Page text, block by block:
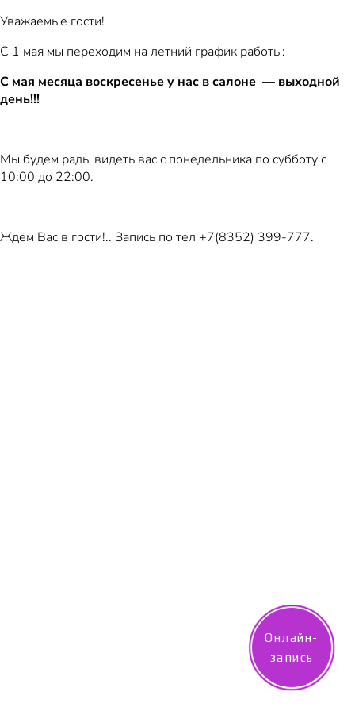
Уважаемые гости!
С 1 мая мы переходим на летний график работы:
С мая месяца воскресенье у нас в салоне — выходной
день!!!
Мы будем рады видеть вас с понедельника по субботу с
10:00 до 22:00.
Ждём Вас в гости!.. Запись по тел +7(8352) 399-777.
Онлайн-
запись